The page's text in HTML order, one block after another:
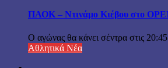
ΠΑΟΚ – Ντινάμο Κιέβου στο
Ο αγώνας θα κάνει σέντρα στις
Αθλητικά Νέα